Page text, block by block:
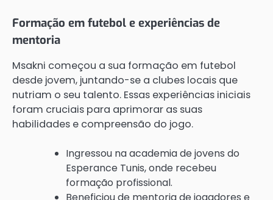
Formação em futebol e experiências de
mentoria
Msakni começou a sua formação em futebol
desde jovem, juntando-se a clubes locais que
nutriam o seu talento. Essas experiências iniciais
foram cruciais para aprimorar as suas
habilidades e compreensão do jogo.
Ingressou na academia de jovens do
Esperance Tunis, onde recebeu
formação profissional.
Beneficiou de mentoria de jogadores e